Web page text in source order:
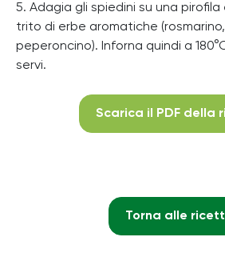
5. Adagia gli spiedini su una
trito di erbe aromatiche
peperoncino). Inforna quindi a
servi.
Scarica il PDF della
Torna alle